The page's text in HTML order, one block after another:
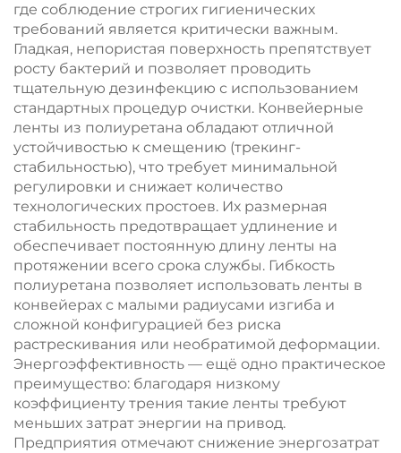
где соблюдение строгих гигиенических
требований является критически важным.
Гладкая, непористая поверхность препятствует
росту бактерий и позволяет проводить
тщательную дезинфекцию с использованием
стандартных процедур очистки. Конвейерные
ленты из полиуретана обладают отличной
устойчивостью к смещению (трекинг-
стабильностью), что требует минимальной
регулировки и снижает количество
технологических простоев. Их размерная
стабильность предотвращает удлинение и
обеспечивает постоянную длину ленты на
протяжении всего срока службы. Гибкость
полиуретана позволяет использовать ленты в
конвейерах с малыми радиусами изгиба и
сложной конфигурацией без риска
растрескивания или необратимой деформации.
Энергоэффективность — ещё одно практическое
преимущество: благодаря низкому
коэффициенту трения такие ленты требуют
меньших затрат энергии на привод.
Предприятия отмечают снижение энергозатрат